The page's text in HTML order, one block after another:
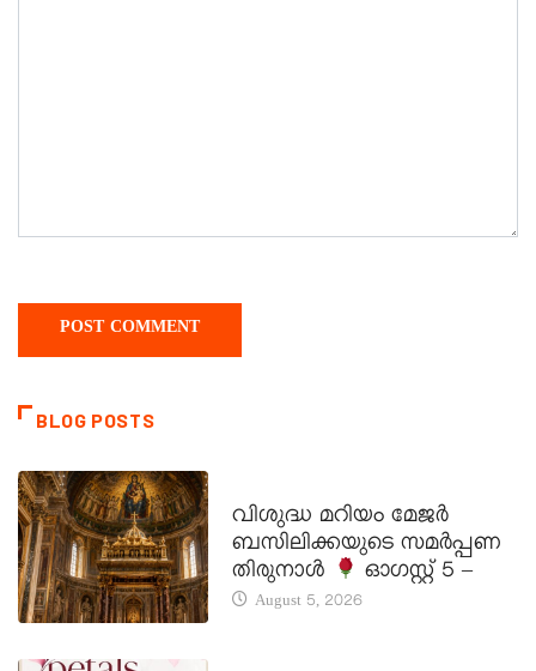
BLOG POSTS
വിശുദ്ധ മറിയം മേജർ
ബസിലിക്കയുടെ സമർപ്പണ
തിരുനാൾ
ഓഗസ്റ്റ് 5 –
August 5, 2026